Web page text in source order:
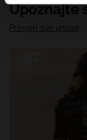
Upoznajte
Provjeri sve unose